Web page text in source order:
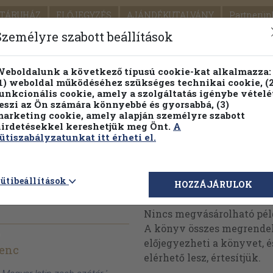
ELŐJEGYZÉS AJÁNDÉKUTALVÁNY
SEGÍTSÉG
PILLANATNYI ÁRAINK FENNTARTHATÓ
Részletes kereső Témaköri fa
szótár Megvásárolható
Nincs megvásárolható
A könyv összes
előjegyezheti a könyvet,
elérhető lesz, értesítjük.
szabott beállítások
a következő típusú cookie-kat alkalmazza:
weboldal működéséhez szükséges technikai cookie,
cookie, amely a szolgáltatás igénybe
az Ön számára könnyebbé és gyorsabbá, (3)
cookie, amely alapján személyre szabott
kereshetjük meg Önt. A
itt érheti el.
HOZZÁJÁRULOK